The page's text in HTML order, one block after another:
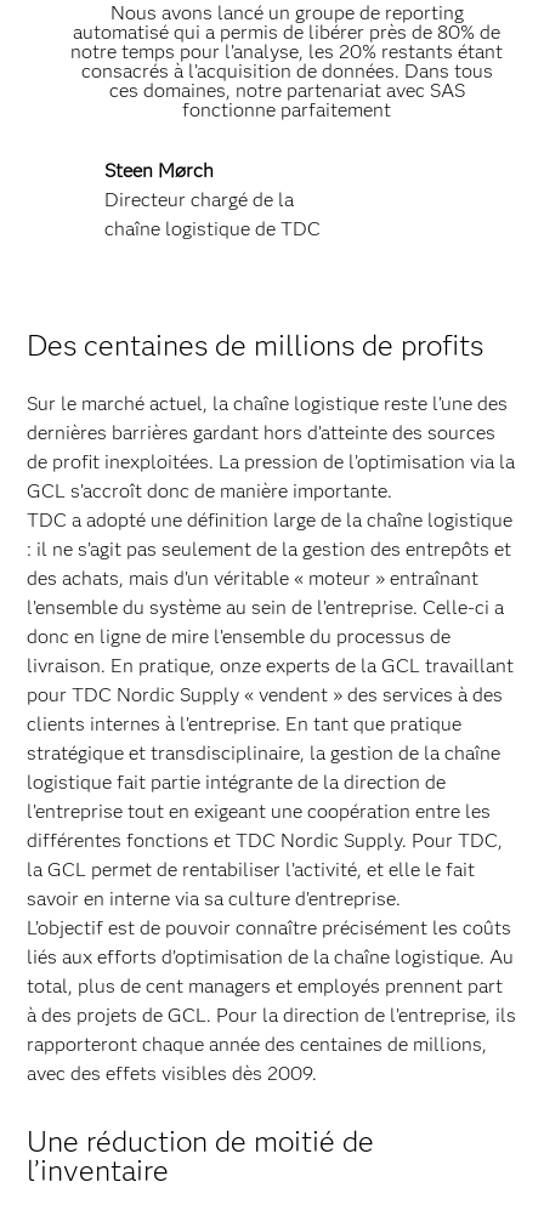
Nous avons lancé un groupe de reporting
automatisé qui a permis de libérer près de 80% de
notre temps pour l’analyse, les 20% restants étant
consacrés à l’acquisition de données. Dans tous
ces domaines, notre partenariat avec SAS
fonctionne parfaitement
Steen Mørch
Directeur chargé de la
chaîne logistique de TDC
Des centaines de millions de profits
Sur le marché actuel, la chaîne logistique reste l’une des
dernières barrières gardant hors d’atteinte des sources
de profit inexploitées. La pression de l’optimisation via la
GCL s’accroît donc de manière importante.
TDC a adopté une définition large de la chaîne logistique
: il ne s’agit pas seulement de la gestion des entrepôts et
des achats, mais d’un véritable « moteur » entraînant
l’ensemble du système au sein de l’entreprise. Celle-ci a
donc en ligne de mire l’ensemble du processus de
livraison. En pratique, onze experts de la GCL travaillant
pour TDC Nordic Supply « vendent » des services à des
clients internes à l’entreprise. En tant que pratique
stratégique et transdisciplinaire, la gestion de la chaîne
logistique fait partie intégrante de la direction de
l’entreprise tout en exigeant une coopération entre les
différentes fonctions et TDC Nordic Supply. Pour TDC,
la GCL permet de rentabiliser l’activité, et elle le fait
savoir en interne via sa culture d’entreprise.
L’objectif est de pouvoir connaître précisément les coûts
liés aux efforts d’optimisation de la chaîne logistique. Au
total, plus de cent managers et employés prennent part
à des projets de GCL. Pour la direction de l’entreprise, ils
rapporteront chaque année des centaines de millions,
avec des effets visibles dès 2009.
Une réduction de moitié de
l’inventaire